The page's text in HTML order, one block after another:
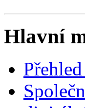
Hlavní